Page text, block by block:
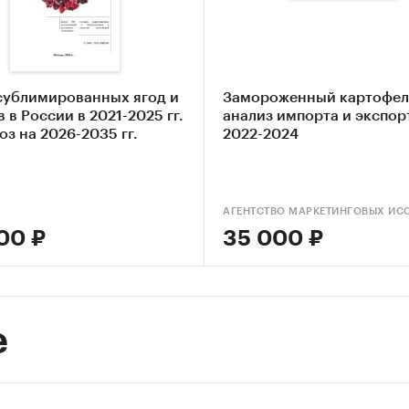
и экспорт замороженных фруктов и ягод
цены замороженных фруктов и ягод
приводятся текущие данные и прогноз для 12
ягод и
в России в 2021-2025 гг.
на 2026-2035 гг.
₽
Замороженный
анализ импорта и
2022-2024
35 000 ₽